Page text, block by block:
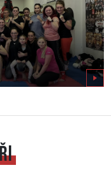
Zobrazit